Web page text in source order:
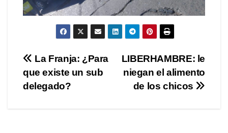
Navegación
de
LIBERHAMBRE: le
niegan el alimento
de los chicos
La Franja: ¿Para
que existe un sub
delegado?